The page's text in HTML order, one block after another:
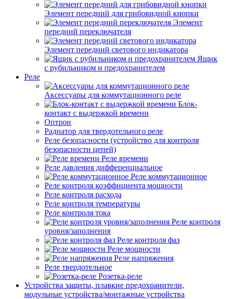
Элемент передний для грибовидной кнопки
Элемент
передний переключателя
Элемент передний светового индикатора
Ящик
с рубильником и предохранителем
Реле
Аксессуары для коммутационного реле
Блок-
контакт с выдержкой времени
Оптрон
Радиатор для твердотельного реле
Реле безопасности (устройство для контроля
безопасности цепей)
Реле времени
Реле давления дифференциальное
Реле коммутационное
Реле контроля коэффициента мощности
Реле контроля расхода
Реле контроля температуры
Реле контроля тока
Реле контроля
уровня/заполнения
Реле контроля фаз
Реле мощности
Реле напряжения
Реле твердотельное
Розетка-реле
Устройства защиты, плавкие предохранители,
модульные устройства/монтажные устройства